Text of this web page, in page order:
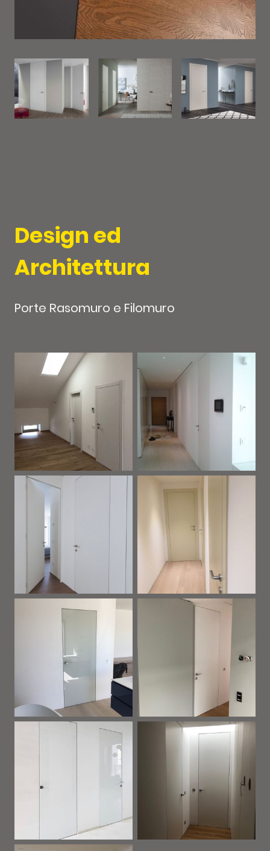
Design ed
Architettura
Porte Rasomuro e Filomuro